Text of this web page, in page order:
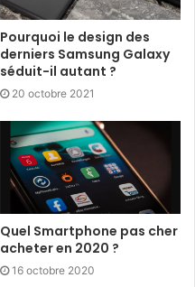
Pourquoi le design des
derniers Samsung Galaxy
séduit-il autant ?
20 octobre 2021
Quel Smartphone pas cher
acheter en 2020 ?
16 octobre 2020